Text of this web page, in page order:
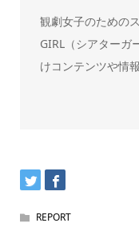
観劇女子のための
GIRL（シアターガ
けコンテンツや情
REPORT